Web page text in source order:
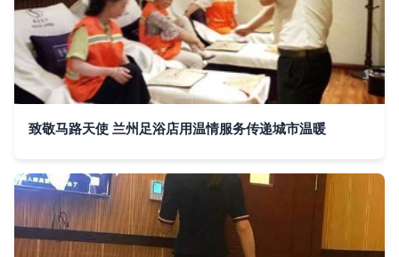
致敬马路天使 兰州足浴店用温情服务传递城市温暖